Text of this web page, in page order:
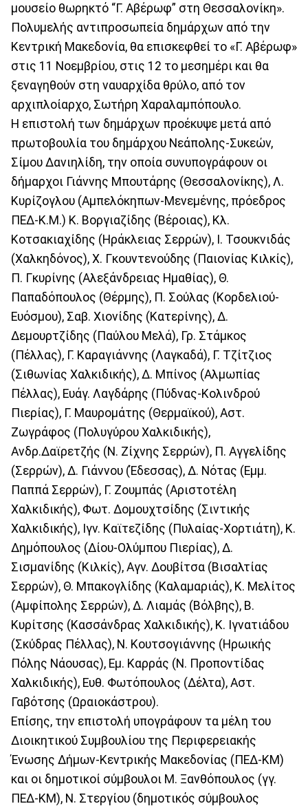
μουσείο θωρηκτό “Γ. Αβέρωφ” στη Θεσσαλονίκη».
Πολυμελής αντιπροσωπεία δημάρχων από την
Κεντρική Μακεδονία, θα επισκεφθεί το «Γ. Αβέρωφ»
στις 11 Νοεμβρίου, στις 12 το μεσημέρι και θα
ξεναγηθούν στη ναυαρχίδα θρύλο, από τον
αρχιπλοίαρχο, Σωτήρη Χαραλαμπόπουλο.
Η επιστολή των δημάρχων προέκυψε μετά από
πρωτοβουλία του δημάρχου Νεάπολης-Συκεών,
Σίμου Δανιηλίδη, την οποία συνυπογράφουν οι
δήμαρχοι Γιάννης Μπουτάρης (Θεσσαλονίκης), Λ.
Κυρίζογλου (Αμπελόκηπων-Μενεμένης, πρόεδρος
ΠΕΔ-Κ.Μ.) Κ. Βοργιαζίδης (Βέροιας), Κλ.
Κοτσακιαχίδης (Ηράκλειας Σερρών), Ι. Τσουκνιδάς
(Χαλκηδόνος), Χ. Γκουντενούδης (Παιονίας Κιλκίς),
Π. Γκυρίνης (Αλεξάνδρειας Ημαθίας), Θ.
Παπαδόπουλος (Θέρμης), Π. Σούλας (Κορδελιού-
Ευόσμου), Σαβ. Χιονίδης (Κατερίνης), Δ.
Δεμουρτζίδης (Παύλου Μελά), Γρ. Στάμκος
(Πέλλας), Γ. Καραγιάννης (Λαγκαδά), Γ. Τζίτζιος
(Σιθωνίας Χαλκιδικής), Δ. Μπίνος (Αλμωπίας
Πέλλας), Ευάγ. Λαγδάρης (Πύδνας-Κολινδρού
Πιερίας), Γ. Μαυρομάτης (Θερμαϊκού), Αστ.
Ζωγράφος (Πολυγύρου Χαλκιδικής),
Ανδρ.Δαϊρετζής (Ν. Ζίχνης Σερρών), Π. Αγγελίδης
(Σερρών), Δ. Γιάννου (Έδεσσας), Δ. Νότας (Εμμ.
Παππά Σερρών), Γ. Ζουμπάς (Αριστοτέλη
Χαλκιδικής), Φωτ. Δομουχτσίδης (Σιντικής
Χαλκιδικής), Ιγν. Καϊτεζίδης (Πυλαίας-Χορτιάτη), Κ.
Δημόπουλος (Δίου-Ολύμπου Πιερίας), Δ.
Σισμανίδης (Κιλκίς), Αγν. Δουβίτσα (Βισαλτίας
Σερρών), Θ. Μπακογλίδης (Καλαμαριάς), Κ. Μελίτος
(Αμφίπολης Σερρών), Δ. Λιαμάς (Βόλβης), Β.
Κυρίτσης (Κασσάνδρας Χαλκιδικής), Κ. Ιγνατιάδου
(Σκύδρας Πέλλας), Ν. Κουτσογιάννης (Ηρωικής
Πόλης Νάουσας), Εμ. Καρράς (Ν. Προποντίδας
Χαλκιδικής), Ευθ. Φωτόπουλος (Δέλτα), Αστ.
Γαβότσης (Ωραιοκάστρου).
Επίσης, την επιστολή υπογράφουν τα μέλη του
Διοικητικού Συμβουλίου της Περιφερειακής
Ένωσης Δήμων-Κεντρικής Μακεδονίας (ΠΕΔ-ΚΜ)
και οι δημοτικοί σύμβουλοι Μ. Ξανθόπουλος (γγ.
ΠΕΔ-ΚΜ), Ν. Στεργίου (δημοτικός σύμβουλος